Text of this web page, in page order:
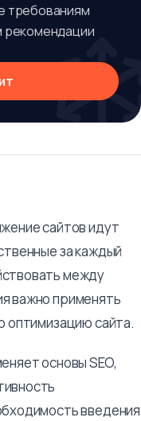
требованиям
рекомендации
сайтов идут
за каждый
между
важно применять
оптимизацию сайта.
основы SEO,
введения